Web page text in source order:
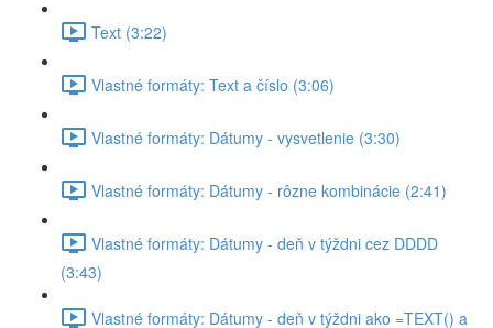
Text (3:22)
Vlastné formáty: Text a číslo (3:06)
Vlastné formáty: Dátumy - vysvetlenie (3:30)
Vlastné formáty: Dátumy - rôzne kombinácie (2:41)
Vlastné formáty: Dátumy - deň v týždni cez DDDD
(3:43)
Vlastné formáty: Dátumy - deň v týždni ako =TEXT() a